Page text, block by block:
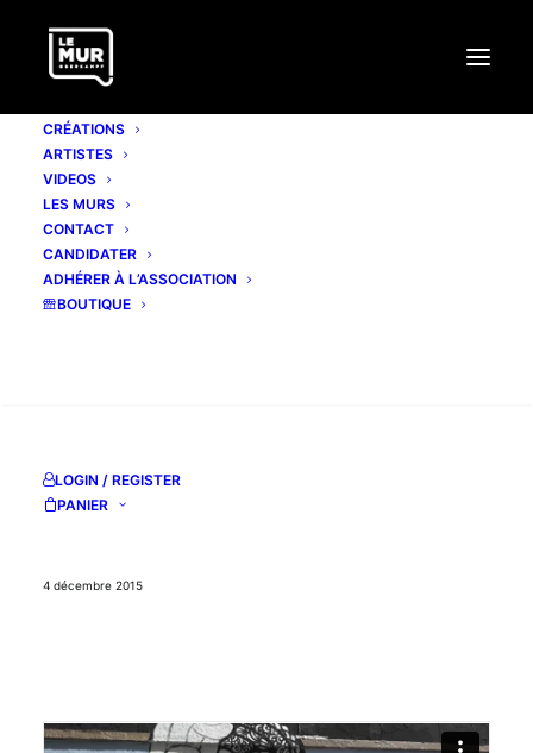
CRÉATIONS
ARTISTES
VIDEOS
LES MURS
CONTACT
CANDIDATER
ADHÉRER À L’ASSOCIATION
BOUTIQUE
LOGIN / REGISTER
PANIER
#197 ESMAËL BAHRANI
4 décembre 2015